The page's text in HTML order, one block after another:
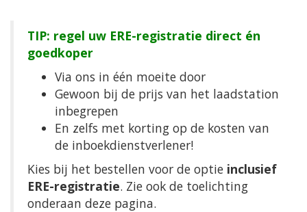
TIP: regel uw ERE-registratie direct én
goedkoper
Via ons in één moeite door
Gewoon bij de prijs van het laadstation
inbegrepen
En zelfs met korting op de kosten van
de inboekdienstverlener!
Kies bij het bestellen voor de optie inclusief
ERE-registratie. Zie ook de toelichting
onderaan deze pagina.